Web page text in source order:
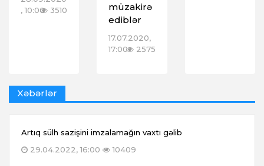
, 10:00
3510
müzakirə
ediblər
17.07.2020,
17:00 2575
Xəbərlər
Artıq sülh sazişini imzalamağın vaxtı gəlib
29.04.2022, 16:00
10409